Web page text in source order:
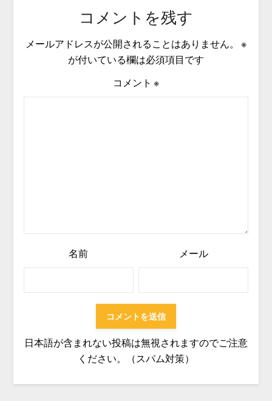
コメントを残す
メールアドレスが公開されることはありません。
※
が付いている欄は必須項目です
コメント ※
名前 メール
日本語が含まれない投稿は無視されますのでご注意
ください。（スパム対策）